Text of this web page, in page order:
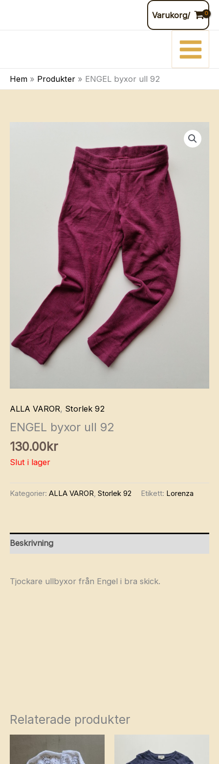
innehåll
Varukorg/
Hem Produkter ENGEL byxor ull 92
ALLA VAROR, Storlek 92
ENGEL byxor ull 92
130.00kr
Slut i lager
Kategorier: ALLA VAROR, Storlek 92 Etikett: Lorenza
Beskrivning
Tjockare ullbyxor från Engel i bra skick.
Relaterade produkter